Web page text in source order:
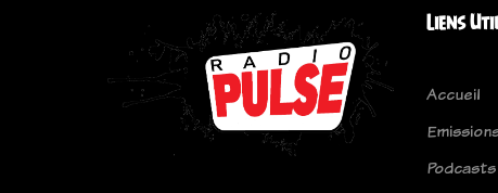
Liens
Accueil
Podcasts